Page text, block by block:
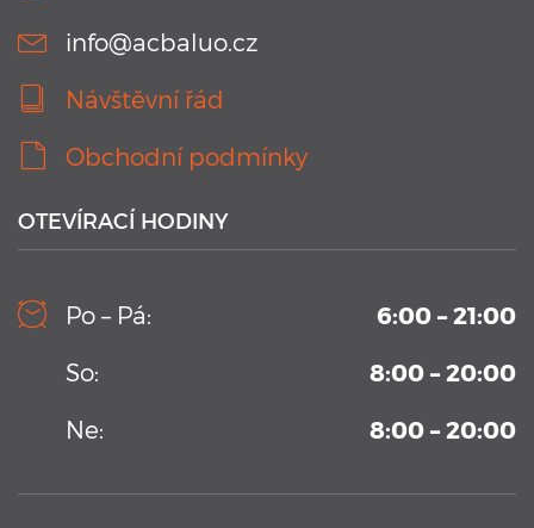
Kamerový systém v testovacím bazénu Aplikačního
centra BALUO
Vysoko-sekvenční kamerový systém permanentně
umístění v Aplikačním centrum BALUO. Více informací zde
info@acbaluo.cz
Návštěvní řád
Obchodní podmínky
OTEVÍRACÍ HODINY
Po – Pá:
6:00 – 21:00
So:
8:00 – 20:00
Ne:
8:00 – 20:00